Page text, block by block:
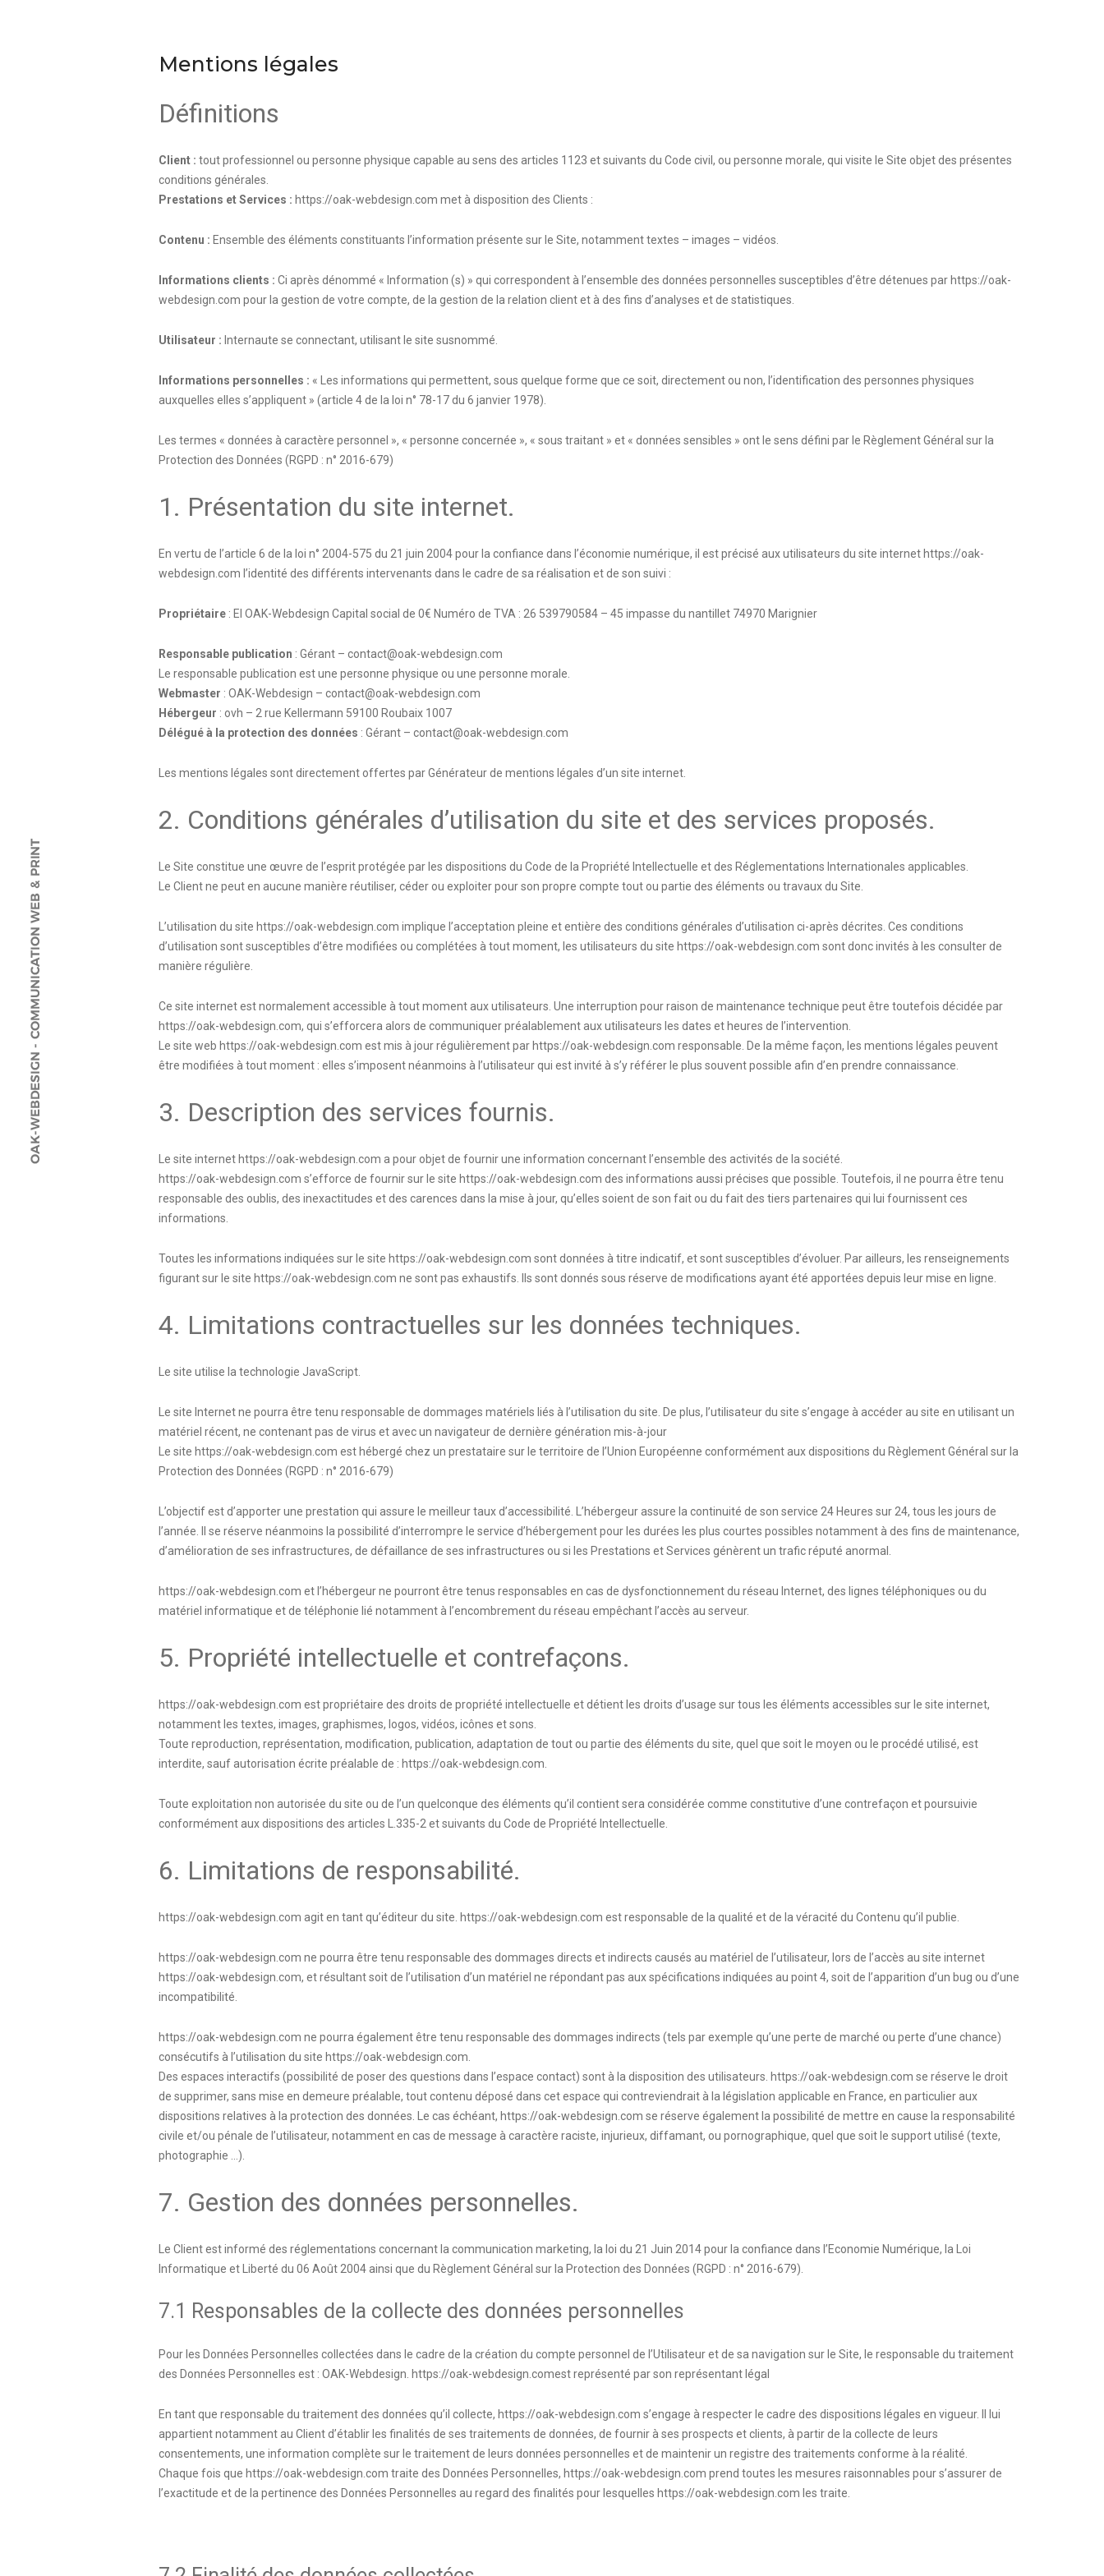
Mentions légales
Définitions
Client : tout professionnel ou personne physique capable au sens des articles 1123 et suivants du Code civil, ou personne morale, qui visite le Site objet des présentes
conditions générales.
Prestations et Services : https://oak-webdesign.com met à disposition des Clients :
Contenu : Ensemble des éléments constituants l’information présente sur le Site, notamment textes – images – vidéos.
Informations clients : Ci après dénommé « Information (s) » qui correspondent à l’ensemble des données personnelles susceptibles d’être détenues par https://oak-
webdesign.com pour la gestion de votre compte, de la gestion de la relation client et à des fins d’analyses et de statistiques.
Utilisateur : Internaute se connectant, utilisant le site susnommé.
Informations personnelles : « Les informations qui permettent, sous quelque forme que ce soit, directement ou non, l’identification des personnes physiques
auxquelles elles s’appliquent » (article 4 de la loi n° 78-17 du 6 janvier 1978).
Les termes « données à caractère personnel », « personne concernée », « sous traitant » et « données sensibles » ont le sens défini par le Règlement Général sur la
Protection des Données (RGPD : n° 2016-679)
1. Présentation du site internet.
En vertu de l’article 6 de la loi n° 2004-575 du 21 juin 2004 pour la confiance dans l’économie numérique, il est précisé aux utilisateurs du site internet https://oak-
webdesign.com l’identité des différents intervenants dans le cadre de sa réalisation et de son suivi :
Propriétaire: EI OAK-Webdesign Capital social de 0€ Numéro de TVA : 26 539790584 – 45 impasse du nantillet 74970 Marignier
Responsable publication : Gérant – contact@oak-webdesign.com
Le responsable publication est une personne physique ou une personne morale.
Webmaster : OAK-Webdesign – contact@oak-webdesign.com
Hébergeur : ovh – 2 rue Kellermann 59100 Roubaix 1007
Délégué à la protection des données : Gérant – contact@oak-webdesign.com
Les mentions légales sont directement offertes parGénérateur de mentions légales d’un site internet.
2. Conditions générales d’utilisation du site et des services proposés.
Le Site constitue une œuvre de l’esprit protégée par les dispositions du Code de la Propriété Intellectuelle et des Réglementations Internationales applicables.
Le Client ne peut en aucune manière réutiliser, céder ou exploiter pour son propre compte tout ou partie des éléments ou travaux du Site.
L’utilisation du site https://oak-webdesign.com implique l’acceptation pleine et entière des conditions générales d’utilisation ci-après décrites. Ces conditions
d’utilisation sont susceptibles d’être modifiées ou complétées à tout moment, les utilisateurs du site https://oak-webdesign.com sont donc invités à les consulter de
manière régulière.
Ce site internet est normalement accessible à tout moment aux utilisateurs. Une interruption pour raison de maintenance technique peut être toutefois décidée par
https://oak-webdesign.com, qui s’efforcera alors de communiquer préalablement aux utilisateurs les dates et heures de l’intervention.
Le site web https://oak-webdesign.com est mis à jour régulièrement par https://oak-webdesign.com responsable. De la même façon, les mentions légales peuvent
être modifiées à tout moment : elles s’imposent néanmoins à l’utilisateur qui est invité à s’y référer le plus souvent possible afin d’en prendre connaissance.
3. Description des services fournis.
Le site internet https://oak-webdesign.com a pour objet de fournir une information concernant l’ensemble des activités de la société.
https://oak-webdesign.com s’efforce de fournir sur le site https://oak-webdesign.com des informations aussi précises que possible. Toutefois, il ne pourra être tenu
responsable des oublis, des inexactitudes et des carences dans la mise à jour, qu’elles soient de son fait ou du fait des tiers partenaires qui lui fournissent ces
informations.
Toutes les informations indiquées sur le site https://oak-webdesign.com sont données à titre indicatif, et sont susceptibles d’évoluer. Par ailleurs, les renseignements
figurant sur le site https://oak-webdesign.com ne sont pas exhaustifs. Ils sont donnés sous réserve de modifications ayant été apportées depuis leur mise en ligne.
4. Limitations contractuelles sur les données techniques.
Le site utilise la technologie JavaScript.
Le site Internet ne pourra être tenu responsable de dommages matériels liés à l’utilisation du site. De plus, l’utilisateur du site s’engage à accéder au site en utilisant un
matériel récent, ne contenant pas de virus et avec un navigateur de dernière génération mis-à-jour
Le site https://oak-webdesign.com est hébergé chez un prestataire sur le territoire de l’Union Européenne conformément aux dispositions du Règlement Général sur la
Protection des Données (RGPD : n° 2016-679)
L’objectif est d’apporter une prestation qui assure le meilleur taux d’accessibilité. L’hébergeur assure la continuité de son service 24 Heures sur 24, tous les jours de
l’année. Il se réserve néanmoins la possibilité d’interrompre le service d’hébergement pour les durées les plus courtes possibles notamment à des fins de maintenance,
d’amélioration de ses infrastructures, de défaillance de ses infrastructures ou si les Prestations et Services génèrent un trafic réputé anormal.
https://oak-webdesign.com et l’hébergeur ne pourront être tenus responsables en cas de dysfonctionnement du réseau Internet, des lignes téléphoniques ou du
matériel informatique et de téléphonie lié notamment à l’encombrement du réseau empêchant l’accès au serveur.
5. Propriété intellectuelle et contrefaçons.
https://oak-webdesign.com est propriétaire des droits de propriété intellectuelle et détient les droits d’usage sur tous les éléments accessibles sur le site internet,
notamment les textes, images, graphismes, logos, vidéos, icônes et sons.
Toute reproduction, représentation, modification, publication, adaptation de tout ou partie des éléments du site, quel que soit le moyen ou le procédé utilisé, est
interdite, sauf autorisation écrite préalable de : https://oak-webdesign.com
Toute exploitation non autorisée du site ou de l’un quelconque des éléments qu’il contient sera considérée comme constitutive d’une contrefaçon et poursuivie
conformément aux dispositions des articles L.335-2 et suivants du Code de Propriété Intellectuelle.
6. Limitations de responsabilité.
https://oak-webdesign.com agit en tant qu’éditeur du site. https://oak-webdesign.com est responsable de la qualité et de la véracité du Contenu qu’il publie.
https://oak-webdesign.com ne pourra être tenu responsable des dommages directs et indirects causés au matériel de l’utilisateur, lors de l’accès au site internet
https://oak-webdesign.com, et résultant soit de l’utilisation d’un matériel ne répondant pas aux spécifications indiquées au point 4, soit de l’apparition d’un bug ou d’une
incompatibilité.
https://oak-webdesign.com ne pourra également être tenu responsable des dommages indirects (tels par exemple qu’une perte de marché ou perte d’une chance)
consécutifs à l’utilisation du site https://oak-webdesign.com
Des espaces interactifs (possibilité de poser des questions dans l’espace contact) sont à la disposition des utilisateurs. https://oak-webdesign.com se réserve le droit
de supprimer, sans mise en demeure préalable, tout contenu déposé dans cet espace qui contreviendrait à la législation applicable en France, en particulier aux
dispositions relatives à la protection des données. Le cas échéant, https://oak-webdesign.com se réserve également la possibilité de mettre en cause la responsabilité
civile et/ou pénale de l’utilisateur, notamment en cas de message à caractère raciste, injurieux, diffamant, ou pornographique, quel que soit le support utilisé (texte,
photographie …).
7. Gestion des données personnelles.
Le Client est informé des réglementations concernant la communication marketing, la loi du 21 Juin 2014 pour la confiance dans l’Economie Numérique, la Loi
Informatique et Liberté du 06 Août 2004 ainsi que du Règlement Général sur la Protection des Données (RGPD : n° 2016-679).
7.1 Responsables de la collecte des données personnelles
Pour les Données Personnelles collectées dans le cadre de la création du compte personnel de l’Utilisateur et de sa navigation sur le Site, le responsable du traitement
des Données Personnelles est : OAK-Webdesign. https://oak-webdesign.comest représenté par son représentant légal
En tant que responsable du traitement des données qu’il collecte, https://oak-webdesign.com s’engage à respecter le cadre des dispositions légales en vigueur. Il lui
appartient notamment au Client d’établir les finalités de ses traitements de données, de fournir à ses prospects et clients, à partir de la collecte de leurs
consentements, une information complète sur le traitement de leurs données personnelles et de maintenir un registre des traitements conforme à la réalité.
Chaque fois que https://oak-webdesign.com traite des Données Personnelles, https://oak-webdesign.com prend toutes les mesures raisonnables pour s’assurer de
l’exactitude et de la pertinence des Données Personnelles au regard des finalités pour lesquelles https://oak-webdesign.com les traite.